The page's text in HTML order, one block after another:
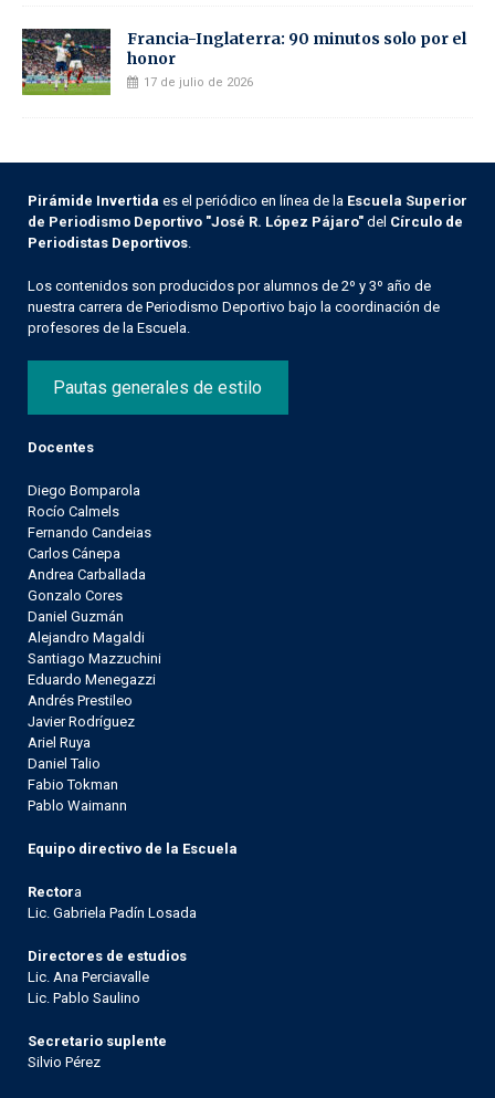
Francia-Inglaterra: 90 minutos solo por el
honor
17 de julio de 2026
Pirámide Invertida es el periódico en línea de la Escuela Superior
de Periodismo Deportivo "José R. López Pájaro" del Círculo de
Periodistas Deportivos
Los contenidos son producidos por alumnos de 2º y 3º año de
nuestra carrera de Periodismo Deportivo bajo la coordinación de
profesores de la Escuela.
Pautas generales de estilo
Docentes
Diego Bomparola
Rocío Calmels
Fernando Candeias
Carlos Cánepa
Andrea Carballada
Gonzalo Cores
Daniel Guzmán
Alejandro Magaldi
Santiago Mazzuchini
Eduardo Menegazzi
Andrés Prestileo
Javier Rodríguez
Ariel Ruya
Daniel Talio
Fabio Tokman
Pablo Waimann
Equipo directivo de la Escuela
Rectora
Lic. Gabriela Padín Losada
Directores de estudios
Lic. Ana Perciavalle
Lic. Pablo Saulino
Secretario suplente
Silvio Pérez